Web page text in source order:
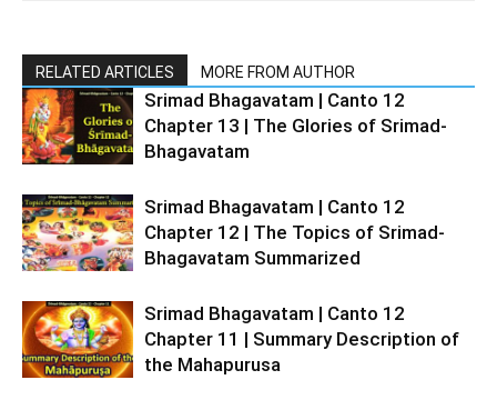
RELATED ARTICLES MORE FROM AUTHOR
Srimad Bhagavatam | Canto 12
Chapter 13 | The Glories of Srimad-
Bhagavatam
Srimad Bhagavatam | Canto 12
Chapter 12 | The Topics of Srimad-
Bhagavatam Summarized
Srimad Bhagavatam | Canto 12
Chapter 11 | Summary Description of
the Mahapurusa